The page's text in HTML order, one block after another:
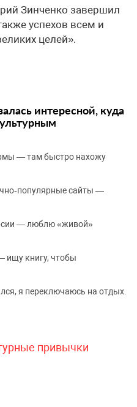
Зинченко завершил
успехов всем и
целей».
интересной, куда
— там быстро нахожу
сайты —
— люблю «живой»
ищу книгу, чтобы
я переключаюсь на отдых.
привычки